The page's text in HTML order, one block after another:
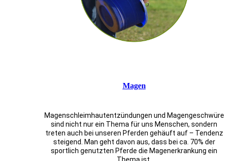
Magen
Magenschleimhautentzündungen und Magengeschwüre
sind nicht nur ein Thema für uns Menschen, sondern
treten auch bei unseren Pferden gehäuft auf – Tendenz
steigend. Man geht davon aus, dass bei ca. 70% der
sportlich genutzten Pferde die Magenerkrankung ein